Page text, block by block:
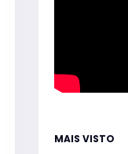
MAIS VISTO